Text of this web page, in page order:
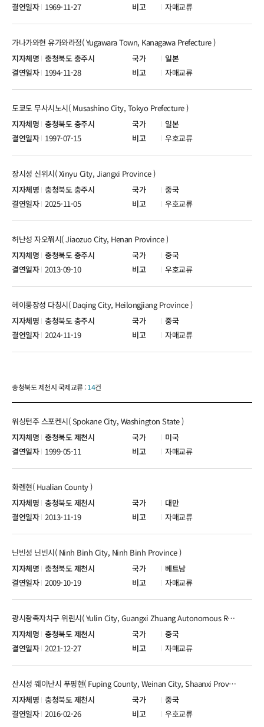
1969-11-27 자매교류
충청북도 충주시 일본
가나가와현 유가와라정( Yugawara Town, Kanagawa Prefecture )
1994-11-28 자매교류
충청북도 충주시 일본
도쿄도 무사시노시( Musashino City, Tokyo Prefecture )
1997-07-15 우호교류
충청북도 충주시 중국
장시성 신위시( Xinyu City, Jiangxi Province )
2025-11-05 우호교류
충청북도 충주시 중국
허난성 자오쭤시( Jiaozuo City, Henan Province )
2013-09-10 우호교류
충청북도 충주시 중국
헤이룽장성 다칭시( Daqing City, Heilongjiang Province )
2024-11-19 자매교류
충청북도 제천시 국제교류 :14건
충청북도 제천시 미국
워싱턴주 스포켄시( Spokane City, Washington State )
1999-05-11 자매교류
충청북도 제천시 대만
화롄현( Hualian County )
2013-11-19 자매교류
충청북도 제천시 베트남
닌빈성 닌빈시( Ninh Binh City, Ninh Binh Province )
2009-10-19 자매교류
충청북도 제천시 중국
광시좡족자치구 위린시( Yulin City, Guangxi Zhuang Autonomous Region )
2021-12-27 자매교류
충청북도 제천시 중국
산시성 웨이난시 푸핑현( Fuping County, Weinan City, Shaanxi Province )
2016-02-26 우호교류